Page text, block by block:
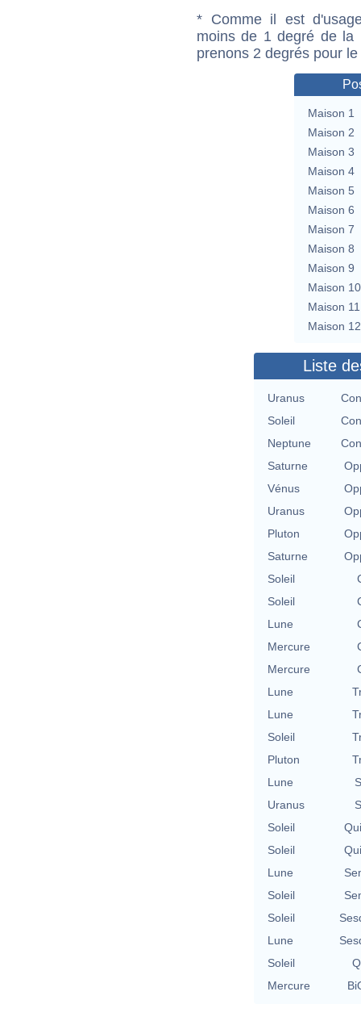
* Comme il est
moins de 1 degré de la
prenons 2 degrés pour
Maison 1
Maison 2
Maison 3
Maison 4
Maison 5
Maison 6
Maison 7
Maison 8
Maison 9
Maison 10
Maison 11
Maison 12
Liste
Uranus
Soleil
Neptune
Saturne
Vénus
Uranus
Pluton
Saturne
Soleil
Soleil
Lune
Mercure
Mercure
Lune
Lune
Soleil
Pluton
Lune
Uranus
Soleil
Soleil
Lune
Soleil
Soleil
Lune
Soleil
Mercure